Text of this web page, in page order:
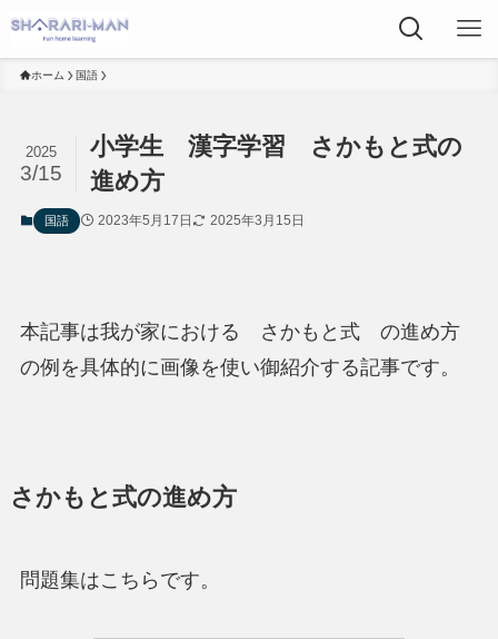
ホーム 国語
小学生 漢字学習 さかもと式の
進め方
2025
3/15
国語 2023年5月17日 2025年3月15日
本記事は我が家における さかもと式 の進め方
の例を具体的に画像を使い御紹介する記事です。
さかもと式の進め方
問題集はこちらです。